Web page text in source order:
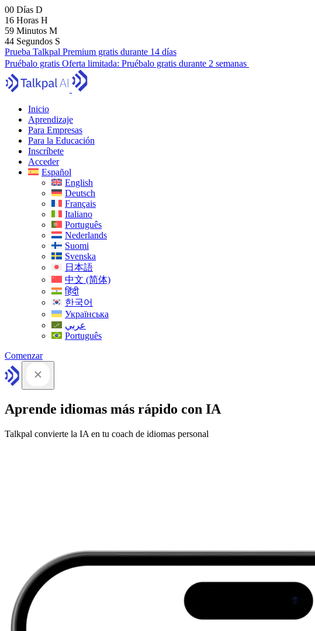
00 Días D
16 Horas H
59 Minutos M
43 Segundos S
Prueba Talkpal Premium gratis durante 14 días
Pruébalo gratis Oferta limitada: Pruébalo gratis durante 2 semanas
Inicio
Aprendizaje
Para Empresas
Para la Educación
Inscríbete
Acceder
Español
English
Deutsch
Français
Italiano
Português
Nederlands
Suomi
Svenska
日本語
中文 (简体)
हिंदी
한국어
Українська
عربي
Português
Comenzar
Aprende idiomas más rápido con IA
Talkpal convierte la IA en tu coach de idiomas personal